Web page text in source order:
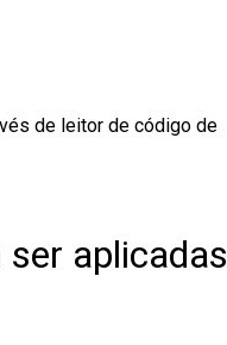
de leitor de código de
aplicadas